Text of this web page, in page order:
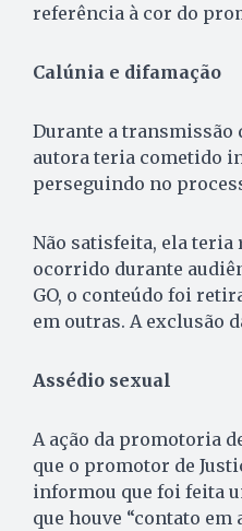
referência à cor do
Calúnia e difamação
Durante a transmissão
autora teria cometido
perseguindo no
Não satisfeita, ela
ocorrido durante
GO, o conteúdo foi
em outras. A exclusão
Assédio sexual
A ação da promotoria
que o promotor de
informou que foi feita
que houve “contato